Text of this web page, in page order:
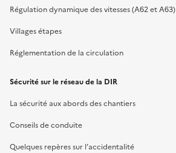
Régulation dynamique des vitesses (A62 et A63)
Villages étapes
Réglementation de la circulation
Sécurité sur le réseau de la DIR
La sécurité aux abords des chantiers
Conseils de conduite
Quelques repères sur l’accidentalité